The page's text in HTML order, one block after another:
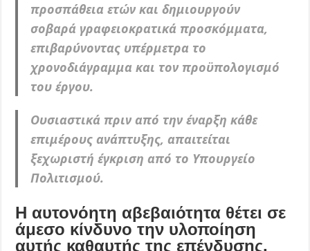
προσπάθεια ετών και δημιουργούν
σοβαρά γραφειοκρατικά προσκόμματα,
επιβαρύνοντας υπέρμετρα το
χρονοδιάγραμμα και τον προϋπολογισμό
του έργου.
Ουσιαστικά πριν από την έναρξη κάθε
επιμέρους ανάπτυξης, απαιτείται
ξεχωριστή έγκριση από το Υπουργείο
Πολιτισμού.
Η αυτονόητη αβεβαιότητα θέτει σε
άμεσο κίνδυνο την υλοποίηση
αυτής καθαυτής της επένδυσης.